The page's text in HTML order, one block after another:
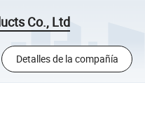
Co., Ltd
Detalles de la compañía